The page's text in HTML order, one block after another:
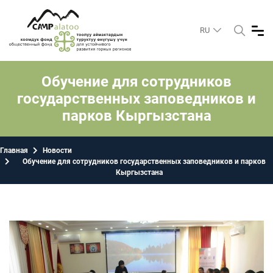
RU
Обучение для сотрудников
государственных заповедников и
парков Кыргызстана
Главная
Новости
Обучение для сотрудников государственных заповедников и парков
Кыргызстана